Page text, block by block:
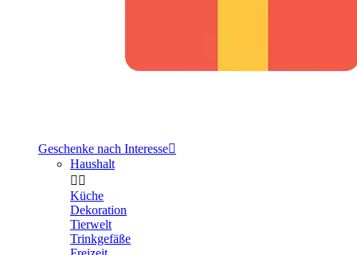
Geschenke nach Interesse
Haushalt
 
Küche
Dekoration
Tierwelt
Trinkgefäße